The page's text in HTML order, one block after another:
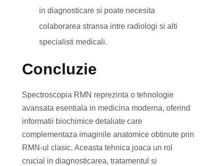
in diagnosticare si poate necesita
colaborarea stransa intre radiologi si alti
specialisti medicali.
Concluzie
Spectroscopia RMN reprezinta o tehnologie
avansata esentiala in medicina moderna, oferind
informatii biochimice detaliate care
complementaza imaginile anatomice obtinute prin
RMN-ul clasic. Aceasta tehnica joaca un rol
crucial in diagnosticarea, tratamentul si